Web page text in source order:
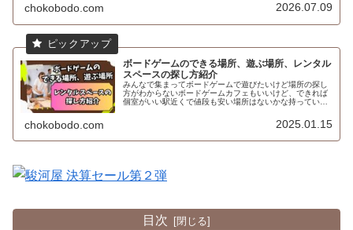
chokobodo.com 2026.07.09
ボードゲームのできる場所、遊ぶ場所、レンタル
スペースの探し方紹介
みんなで集まってボードゲームで遊びたいけど場所の探し
方がわからないボードゲームカフェもいいけど、できれば
個室がいい駅近くで値段も安い場所はないかな持っている
chokobodo.com 2025.01.15
目次